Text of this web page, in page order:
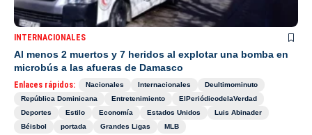
INTERNACIONALES
Al menos 2 muertos y 7 heridos al explotar una bomba en
microbús a las afueras de Damasco
Enlaces rápidos: Nacionales Internacionales
Deultimominuto
República Dominicana
Entretenimiento
ElPeriódicodelaVerdad
Deportes
Estilo Economía Estados Unidos
Luis Abinader
Béisbol
portada Grandes Ligas MLB